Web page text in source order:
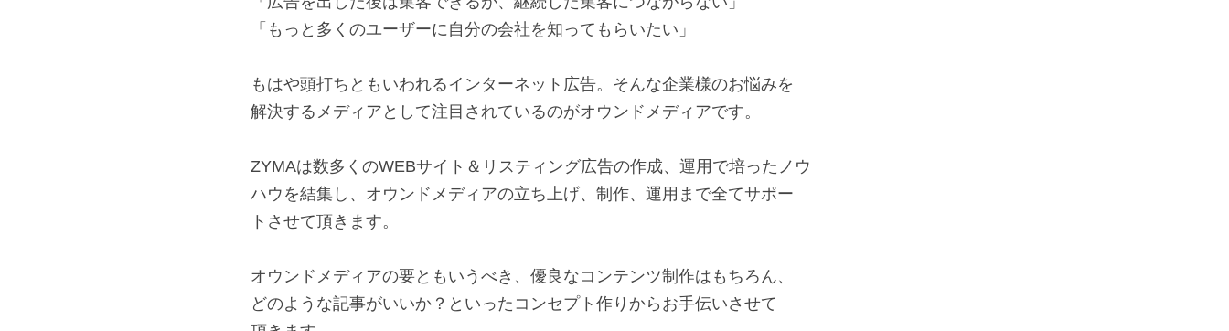
「広告を出した後は集客できるが、継続した集客につながらない」
「もっと多くのユーザーに自分の会社を知ってもらいたい」
もはや頭打ちともいわれるインターネット広告。そんな企業様のお悩みを
解決するメディアとして注目されているのがオウンドメディアです。
ZYMAは数多くのWEBサイト＆リスティング広告の作成、運用で培ったノウ
ハウを結集し、オウンドメディアの立ち上げ、制作、運用まで全てサポー
トさせて頂きます。
オウンドメディアの要ともいうべき、優良なコンテンツ制作はもちろん、
どのような記事がいいか？といったコンセプト作りからお手伝いさせて